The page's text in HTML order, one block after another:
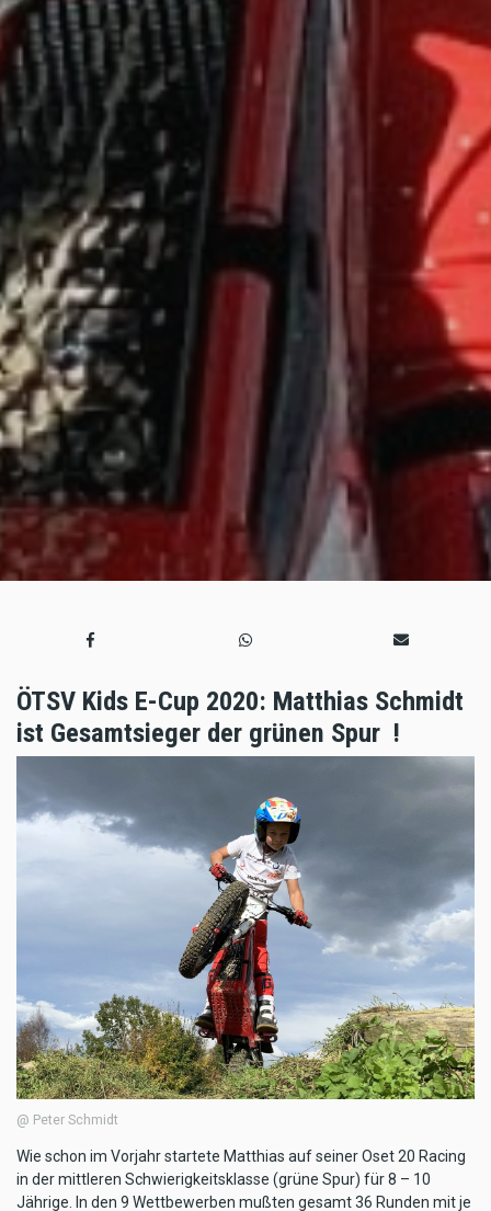
ÖTSV Kids E-Cup 2020: Matthias Schmidt
ist Gesamtsieger der grünen Spur !
@ Peter Schmidt
Wie schon im Vorjahr startete Matthias auf seiner Oset 20 Racing
in der mittleren Schwierigkeitsklasse (grüne Spur) für 8 – 10
Jährige. In den 9 Wettbewerben mußten gesamt 36 Runden mit je